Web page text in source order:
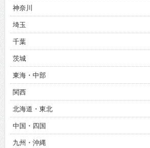
神奈川
埼玉
千葉
茨城
東海・中部
関西
北海道・東北
中国・四国
九州・沖縄